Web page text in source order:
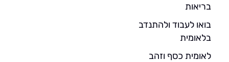
בריאות
בואו לעבוד ולהתנדב
בלאומית
לאומית כסף וזהב